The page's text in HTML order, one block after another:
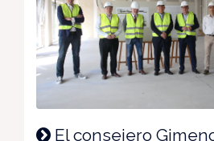
El consejero